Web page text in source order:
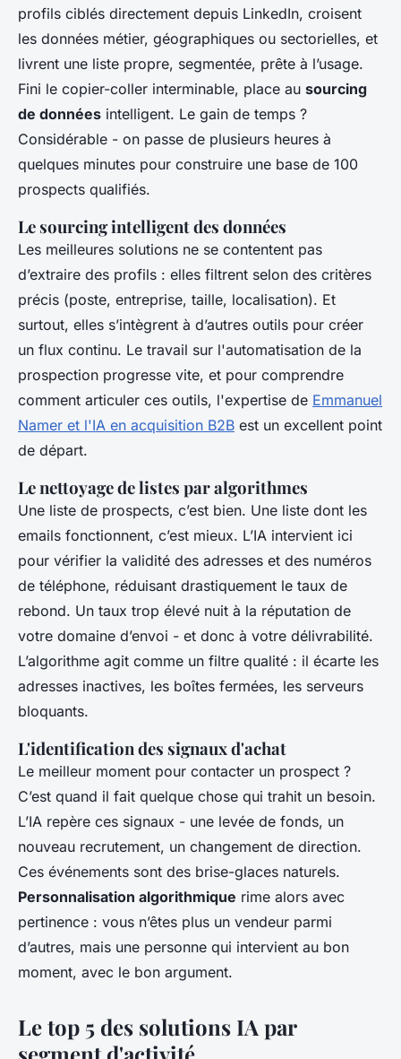
profils ciblés directement depuis LinkedIn, croisent
les données métier, géographiques ou sectorielles, et
livrent une liste propre, segmentée, prête à l’usage.
Fini le copier-coller interminable, place au sourcing
de données intelligent. Le gain de temps ?
Considérable - on passe de plusieurs heures à
quelques minutes pour construire une base de 100
prospects qualifiés.
Le sourcing intelligent des données
Les meilleures solutions ne se contentent pas
d’extraire des profils : elles filtrent selon des critères
précis (poste, entreprise, taille, localisation). Et
surtout, elles s’intègrent à d’autres outils pour créer
un flux continu. Le travail sur l'automatisation de la
prospection progresse vite, et pour comprendre
comment articuler ces outils, l'expertise de Emmanuel
Namer et l'IA en acquisition B2B est un excellent point
de départ.
Le nettoyage de listes par algorithmes
Une liste de prospects, c’est bien. Une liste dont les
emails fonctionnent, c’est mieux. L’IA intervient ici
pour vérifier la validité des adresses et des numéros
de téléphone, réduisant drastiquement le taux de
rebond. Un taux trop élevé nuit à la réputation de
votre domaine d’envoi - et donc à votre délivrabilité.
L’algorithme agit comme un filtre qualité : il écarte les
adresses inactives, les boîtes fermées, les serveurs
bloquants.
L'identification des signaux d'achat
Le meilleur moment pour contacter un prospect ?
C’est quand il fait quelque chose qui trahit un besoin.
L’IA repère ces signaux - une levée de fonds, un
nouveau recrutement, un changement de direction.
Ces événements sont des brise-glaces naturels.
Personnalisation algorithmique rime alors avec
pertinence : vous n’êtes plus un vendeur parmi
d’autres, mais une personne qui intervient au bon
moment, avec le bon argument.
Le top 5 des solutions IA par